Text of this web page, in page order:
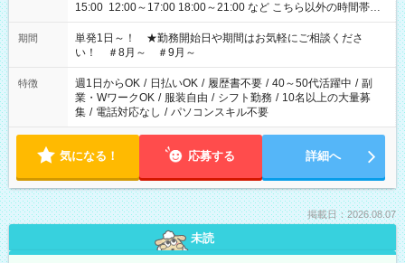
15:00 12:00～17:00 18:00～21:00 など こちら以外の時間帯も
お気軽にご相談ください！
期間
単発1日～！ ★勤務開始日や期間はお気軽にご相談くださ
い！ ＃8月～ ＃9月～
特徴 週1日からOK / 日払いOK / 履歴書不要 / 40～50代活躍中 / 副
業・WワークOK / 服装自由 / シフト勤務 / 10名以上の大量募
集 / 電話対応なし / パソコンスキル不要
気になる！ 応募する 詳細へ
掲載日：2026.08.07
未読